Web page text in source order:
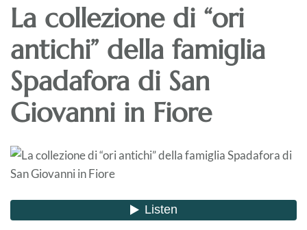
La collezione di “ori
antichi” della famiglia
Spadafora di San
Giovanni in Fiore